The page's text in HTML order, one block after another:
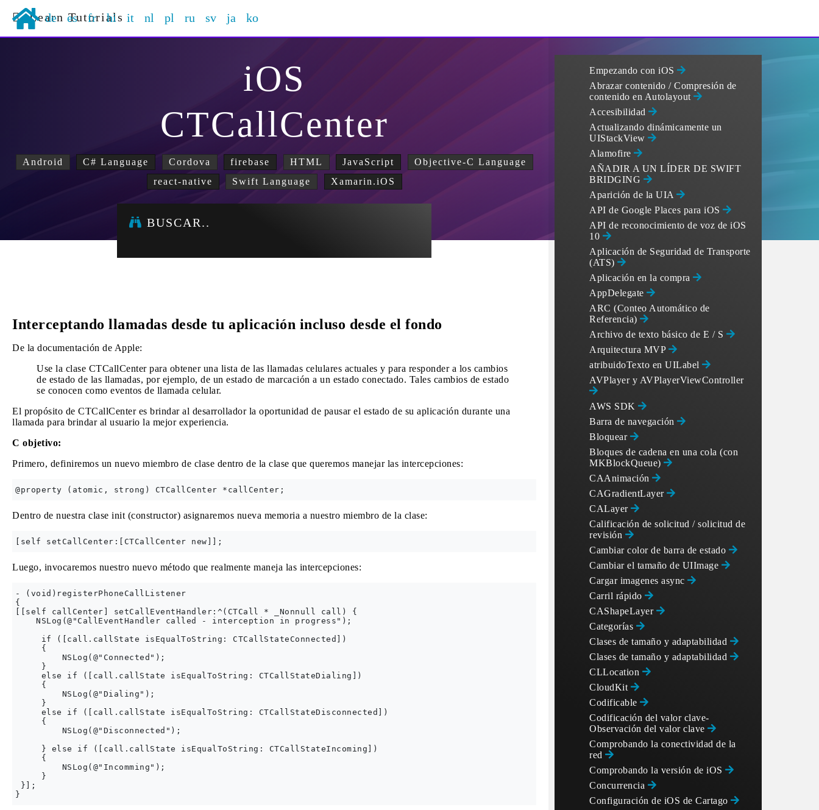
Learn Tutorials
de es fr hi it nl pl ru sv ja ko
iOS
CTCallCenter
Android C# Language Cordova firebase HTML JavaScript
Objective-C Language
react-native
Swift Language Xamarin.iOS
BUSCAR..
Interceptando llamadas desde tu aplicación incluso desde el fondo
De la documentación de Apple:
Use la clase CTCallCenter para obtener una lista de las llamadas celulares actuales y para responder a los cambios
de estado de las llamadas, por ejemplo, de un estado de marcación a un estado conectado. Tales cambios de estado
se conocen como eventos de llamada celular.
El propósito de CTCallCenter es brindar al desarrollador la oportunidad de pausar el estado de su aplicación durante una
llamada para brindar al usuario la mejor experiencia.
C objetivo:
Primero, definiremos un nuevo miembro de clase dentro de la clase que queremos manejar las intercepciones:
Dentro de nuestra clase init (constructor) asignaremos nueva memoria a nuestro miembro de la clase:
Luego, invocaremos nuestro nuevo método que realmente maneja las intercepciones:
- (void)registerPhoneCallListener
{
[[self callCenter] setCallEventHandler:^(CTCall * _Nonnull call) {
    NSLog(@"CallEventHandler called - interception in progress");
     if ([call.callState isEqualToString: CTCallStateConnected])
     {
         NSLog(@"Connected");
     }
     else if ([call.callState isEqualToString: CTCallStateDialing])
     {
         NSLog(@"Dialing");
     }
     else if ([call.callState isEqualToString: CTCallStateDisconnected])
     {
         NSLog(@"Disconnected");
     } else if ([call.callState isEqualToString: CTCallStateIncoming])
     {
         NSLog(@"Incomming");
     }
}];
Empezando con iOS
Abrazar contenido / Compresión de
contenido en Autolayout
Accesibilidad
Actualizando dinámicamente un
UIStackView
Alamofire
AÑADIR A UN LÍDER DE SWIFT
BRIDGING
Aparición de la UIA
API de Google Places para iOS
API de reconocimiento de voz de iOS
10
Aplicación de Seguridad de Transporte
(ATS)
Aplicación en la compra
AppDelegate
ARC (Conteo Automático de
Referencia)
Archivo de texto básico de E / S
Arquitectura MVP
atribuidoTexto en UILabel
AVPlayer y AVPlayerViewController
AWS SDK
Barra de navegación
Bloquear
Bloques de cadena en una cola (con
MKBlockQueue)
CAAnimación
CAGradientLayer
CALayer
Calificación de solicitud / solicitud de
revisión
Cambiar color de barra de estado
Cambiar el tamaño de UIImage
Cargar imagenes async
Carril rápido
CAShapeLayer
Categorías
Clases de tamaño y adaptabilidad
Clases de tamaño y adaptabilidad
CLLocation
CloudKit
Codificable
Codificación del valor clave-
Observación del valor clave
Comprobando la conectividad de la
red
Comprobando la versión de iOS
Concurrencia
Configuración de iOS de Cartago